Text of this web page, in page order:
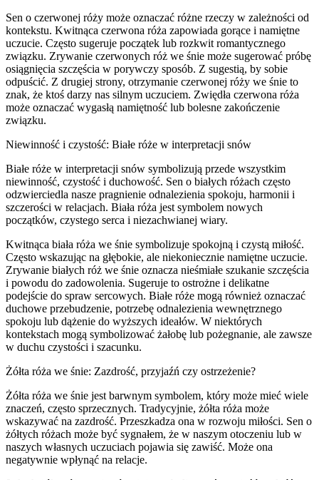
Sen o czerwonej róży może oznaczać różne rzeczy w zależności od
kontekstu. Kwitnąca czerwona róża zapowiada gorące i namiętne
uczucie. Często sugeruje początek lub rozkwit romantycznego
związku. Zrywanie czerwonych róż we śnie może sugerować próbę
osiągnięcia szczęścia w porywczy sposób. Z sugestią, by sobie
odpuścić. Z drugiej strony, otrzymanie czerwonej róży we śnie to
znak, że ktoś darzy nas silnym uczuciem. Zwiędła czerwona róża
może oznaczać wygasłą namiętność lub bolesne zakończenie
związku.
Niewinność i czystość: Białe róże w interpretacji snów
Białe róże w interpretacji snów symbolizują przede wszystkim
niewinność, czystość i duchowość. Sen o białych różach często
odzwierciedla nasze pragnienie odnalezienia spokoju, harmonii i
szczerości w relacjach. Biała róża jest symbolem nowych
początków, czystego serca i niezachwianej wiary.
Kwitnąca biała róża we śnie symbolizuje spokojną i czystą miłość.
Często wskazując na głębokie, ale niekoniecznie namiętne uczucie.
Zrywanie białych róż we śnie oznacza nieśmiałe szukanie szczęścia
i powodu do zadowolenia. Sugeruje to ostrożne i delikatne
podejście do spraw sercowych. Białe róże mogą również oznaczać
duchowe przebudzenie, potrzebę odnalezienia wewnętrznego
spokoju lub dążenie do wyższych ideałów. W niektórych
kontekstach mogą symbolizować żałobę lub pożegnanie, ale zawsze
w duchu czystości i szacunku.
Żółta róża we śnie: Zazdrość, przyjaźń czy ostrzeżenie?
Żółta róża we śnie jest barwnym symbolem, który może mieć wiele
znaczeń, często sprzecznych. Tradycyjnie, żółta róża może
wskazywać na zazdrość. Przeszkadza ona w rozwoju miłości. Sen o
żółtych różach może być sygnałem, że w naszym otoczeniu lub w
naszych własnych uczuciach pojawia się zawiść. Może ona
negatywnie wpłynąć na relacje.